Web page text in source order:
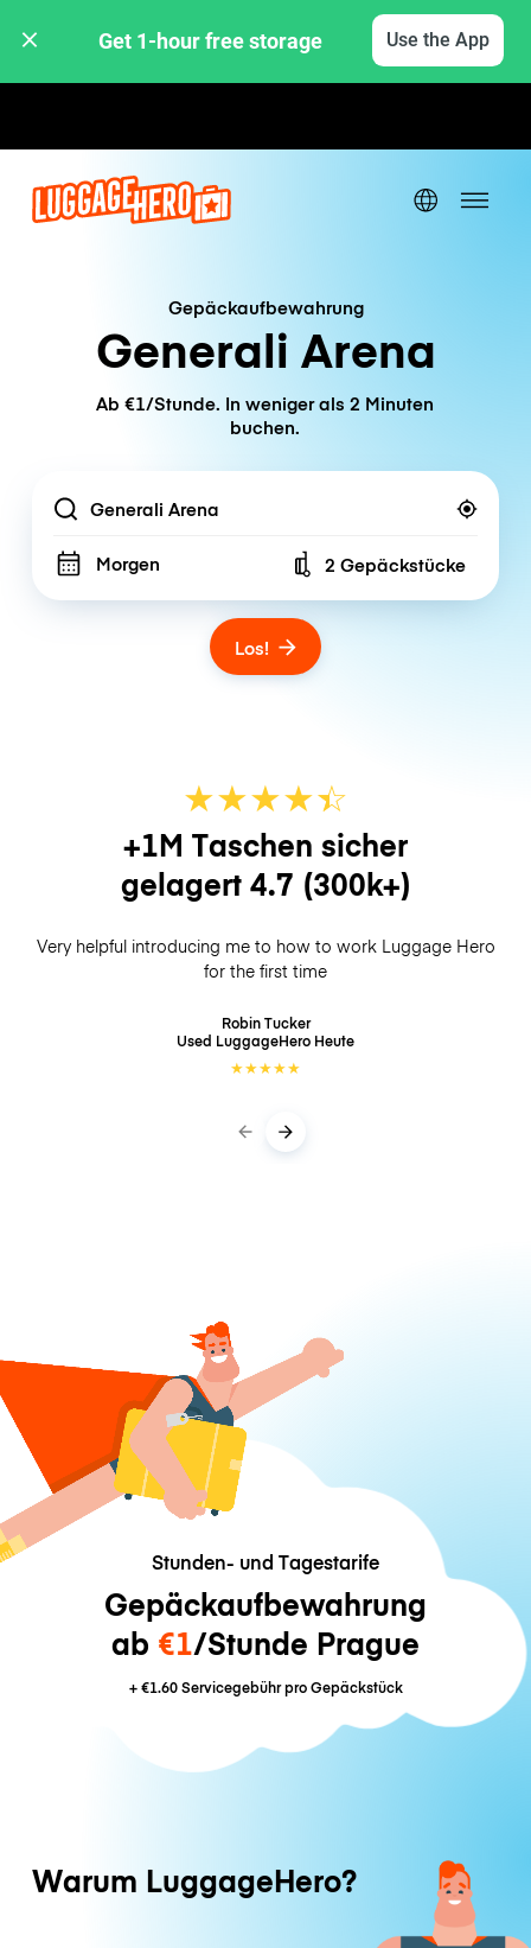
Get 1-hour free storage Use the App
Gepäckaufbewahrung
Generali Arena
Ab €1/Stunde. In weniger als 2 Minuten
buchen.
Location
Morgen Number of bags
2 Gepäckstücke
Los!
★★★★☆
★
+1M Taschen sicher
gelagert 4.7 (300k+)
Very helpful introducing me to how to work Luggage Hero
for the first time
Robin Tucker
Used LuggageHero Heute
★★★★★
Stunden- und Tagestarife
Gepäckaufbewahrung
ab €1/Stunde Prague
+€1.60Servicegebühr pro Gepäckstück
Warum LuggageHero?